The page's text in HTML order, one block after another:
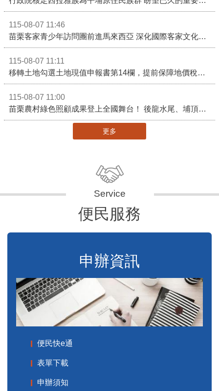
115-08-07 11:46
苗栗客家青少年訪問團前進馬來西亞 深化國際客家文化交流
115-08-07 11:11
移轉土地勾選土地現值申報書第14欄，提前保障地價稅節稅權益
115-08-07 11:00
苗栗農村綠色照顧成果登上全國舞台！ 後龍水尾、埔頂社區前進2026高齡健康產業博覽會
更多
便民服務
申辦資訊
便民快e通
表單下載
申辦須知